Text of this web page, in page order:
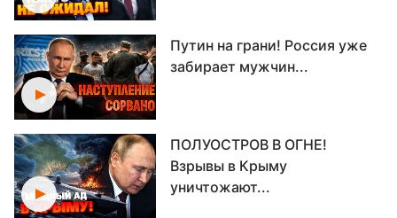
Путин на грани! Россия уже
забирает мужчин...
ПОЛУОСТРОВ В ОГНЕ!
Взрывы в Крыму
уничтожают...